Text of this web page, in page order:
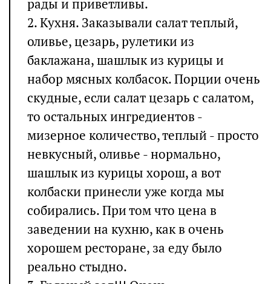
рады и приветливы.
2. Кухня. Заказывали салат теплый,
оливье, цезарь, рулетики из
баклажана, шашлык из курицы и
набор мясных колбасок. Порции очень
скудные, если салат цезарь с салатом,
то остальных ингредиентов -
мизерное количество, теплый - просто
невкусный, оливье - нормально,
шашлык из курицы хорош, а вот
колбаски принесли уже когда мы
собирались. При том что цена в
заведении на кухню, как в очень
хорошем ресторане, за еду было
реально стыдно.